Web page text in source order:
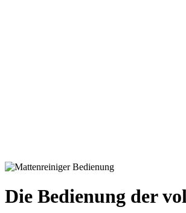
Die Bedienung der